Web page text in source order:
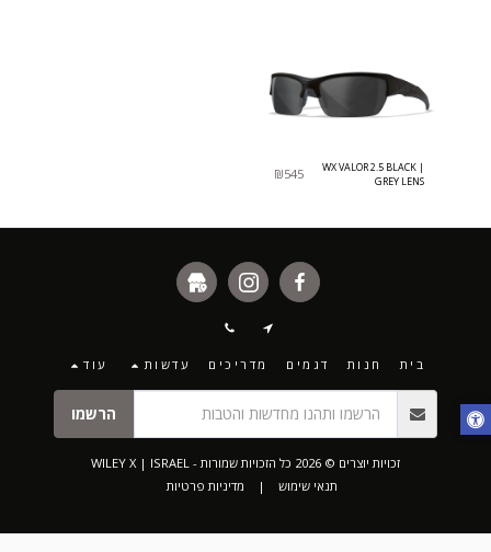
WX VALOR 2.5 BLACK |
GREY LENS
₪545
בית חנות דגמים מדריכים עדשות עוד
הרשמו
זכויות יוצרים © 2026 כל הזכויות שמורות -
WILEY X | ISRAEL
תנאי שימוש | מדיניות פרטיות